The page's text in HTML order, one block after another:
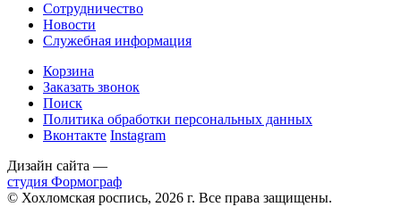
Сотрудничество
Новости
Служебная информация
Корзина
Заказать звонок
Поиск
Политика обработки персональных данных
Вконтакте Instagram
Дизайн сайта —
студия Формограф
© Хохломская роспись, 2026 г. Все права защищены.